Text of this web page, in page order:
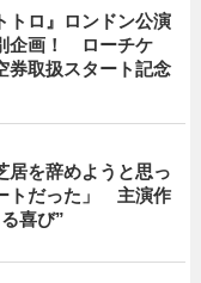
トロ』ロンドン公演
企画！ ローチケ
券取扱スタート記念
居を辞めようと思っ
トだった」 主演作
喜び”